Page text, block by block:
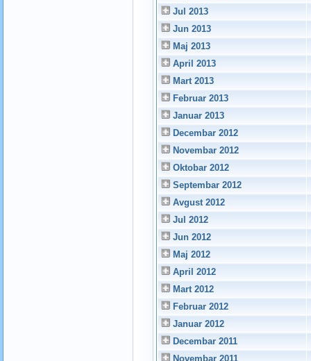
Jul 2013
Jun 2013
Maj 2013
April 2013
Mart 2013
Februar 2013
Januar 2013
Decembar 2012
Novembar 2012
Oktobar 2012
Septembar 2012
Avgust 2012
Jul 2012
Jun 2012
Maj 2012
April 2012
Mart 2012
Februar 2012
Januar 2012
Decembar 2011
Novembar 2011